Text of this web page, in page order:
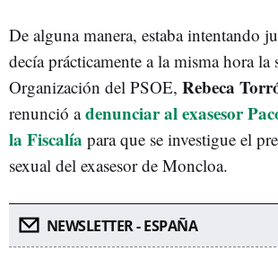
De alguna manera, estaba intentando
decía prácticamente a la misma hora la
Organización del PSOE, Rebeca
renunció adenunciar al exasesor
la Fiscalía para que se investigue el
sexual del exasesor de Moncloa.
NEWSLETTER - ESPAÑA